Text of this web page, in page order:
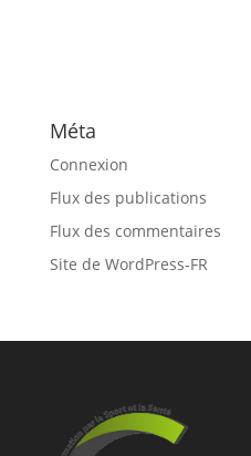
Méta
Connexion
Flux des publications
Flux des commentaires
Site de WordPress-FR